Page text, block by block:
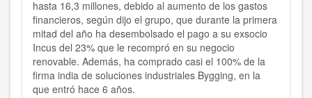
hasta 16,3 millones, debido al aumento de los gastos
financieros, según dijo el grupo, que durante la primera
mitad del año ha desembolsado el pago a su exsocio
Incus del 23% que le recompró en su negocio
renovable. Además, ha comprado casi el 100% de la
firma india de soluciones industriales Bygging, en la
que entró hace 6 años.